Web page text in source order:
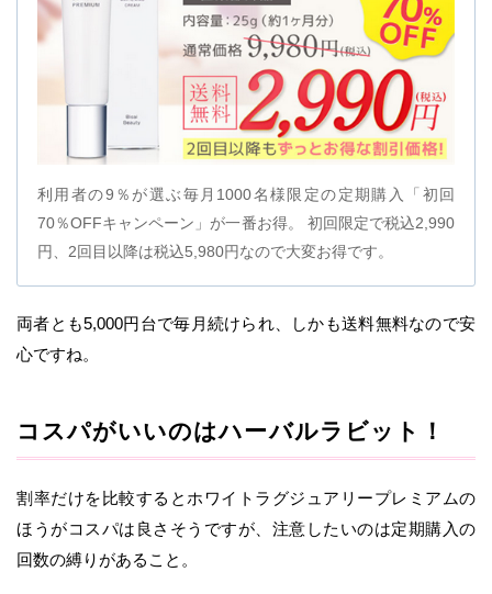
利用者の9％が選ぶ毎月1000名様限定の定期購入「初回
70％OFFキャンペーン」が一番お得。 初回限定で税込2,990
円、2回目以降は税込5,980円なので大変お得です。
両者とも5,000円台で毎月続けられ、しかも送料無料なので安
心ですね。
コスパがいいのはハーバルラビット！
割率だけを比較するとホワイトラグジュアリープレミアムの
ほうがコスパは良さそうですが、注意したいのは定期購入の
回数の縛りがあること。